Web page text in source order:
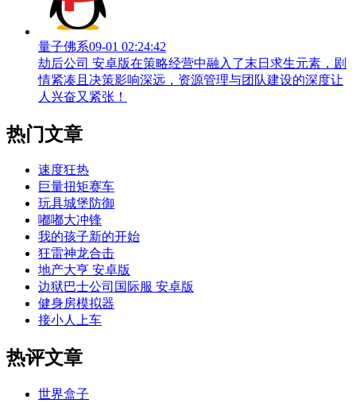
量子佛系09-01 02:24:42
劫后公司 安卓版在策略经营中融入了末日求生元素，剧
情紧凑且决策影响深远，资源管理与团队建设的深度让
人兴奋又紧张！
热门文章
速度狂热
巨量扭矩赛车
玩具城堡防御
嘟嘟大冲锋
我的孩子新的开始
狂雷神龙合击
地产大亨 安卓版
边狱巴士公司国际服 安卓版
健身房模拟器
接小人上车
热评文章
世界盒子